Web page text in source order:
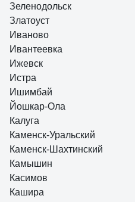
Зеленодольск
Златоуст
Иваново
Ивантеевка
Ижевск
Истра
Ишимбай
Йошкар-Ола
Калуга
Каменск-Уральский
Каменск-Шахтинский
Камышин
Касимов
Кашира